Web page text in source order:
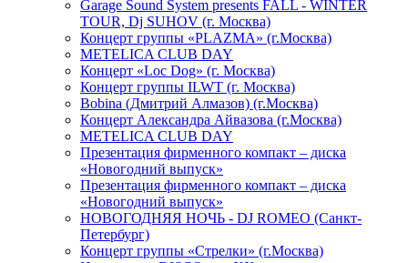
Garage Sound System presents FALL - WINTER
TOUR, Dj SUHOV (г. Москва)
Концерт группы «PLAZMA» (г.Москва)
METELICA CLUB DAY
Концерт «Loc Dog» (г. Москва)
Концерт группы ILWT (г. Москва)
Bobina (Дмитрий Алмазов) (г.Москва)
Концерт Александра Айвазова (г.Москва)
METELICA CLUB DAY
Презентация фирменного компакт – диска
«Новогодний выпуск»
Презентация фирменного компакт – диска
«Новогодний выпуск»
НОВОГОДНЯЯ НОЧЬ - DJ ROMEO (Санкт-
Петербург)
Концерт группы «Стрелки» (г.Москва)